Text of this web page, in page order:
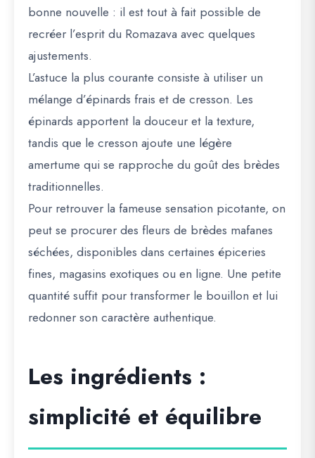
bonne nouvelle : il est tout à fait possible de
recréer l’esprit du Romazava avec quelques
ajustements.
L’astuce la plus courante consiste à utiliser un
mélange d’épinards frais et de cresson. Les
épinards apportent la douceur et la texture,
tandis que le cresson ajoute une légère
amertume qui se rapproche du goût des brèdes
traditionnelles.
Pour retrouver la fameuse sensation picotante, on
peut se procurer des fleurs de brèdes mafanes
séchées, disponibles dans certaines épiceries
fines, magasins exotiques ou en ligne. Une petite
quantité suffit pour transformer le bouillon et lui
redonner son caractère authentique.
Les ingrédients :
simplicité et équilibre